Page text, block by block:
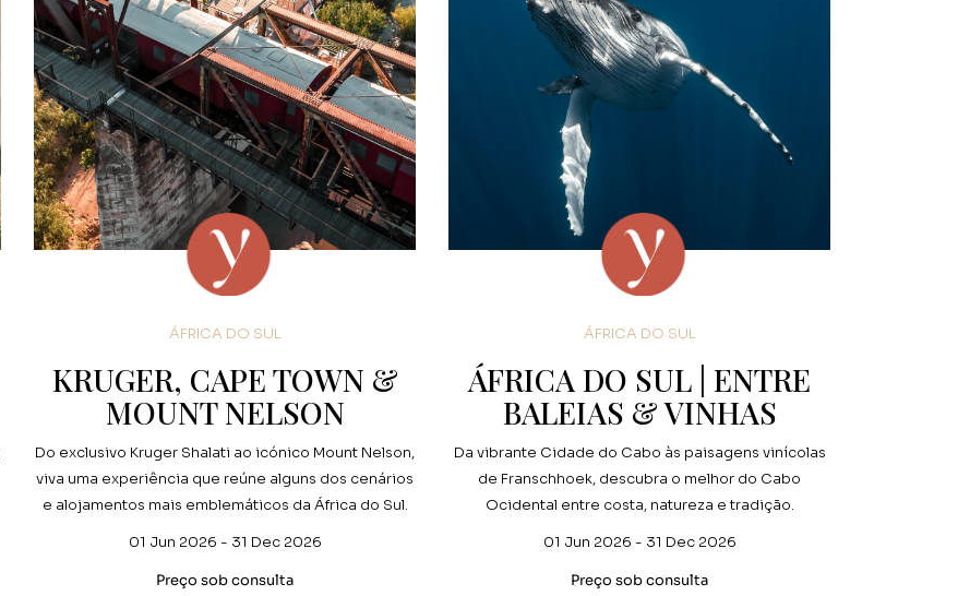
ÁFRICA DO SUL
KRUGER, CAPE TOWN &
MOUNT NELSON
Do exclusivo Kruger Shalati ao icónico Mount Nelson,
viva uma experiência que reúne alguns dos cenários
e alojamentos mais emblemáticos da África do Sul.
01 Jun 2026 - 31 Dec 2026
Preço sob consulta
ÁFRICA DO SUL
ÁFRICA DO SUL | ENTRE
BALEIAS & VINHAS
Da vibrante Cidade do Cabo às paisagens vinícolas
de Franschhoek, descubra o melhor do Cabo
Ocidental entre costa, natureza e tradição.
01 Jun 2026 - 31 Dec 2026
Preço sob consulta